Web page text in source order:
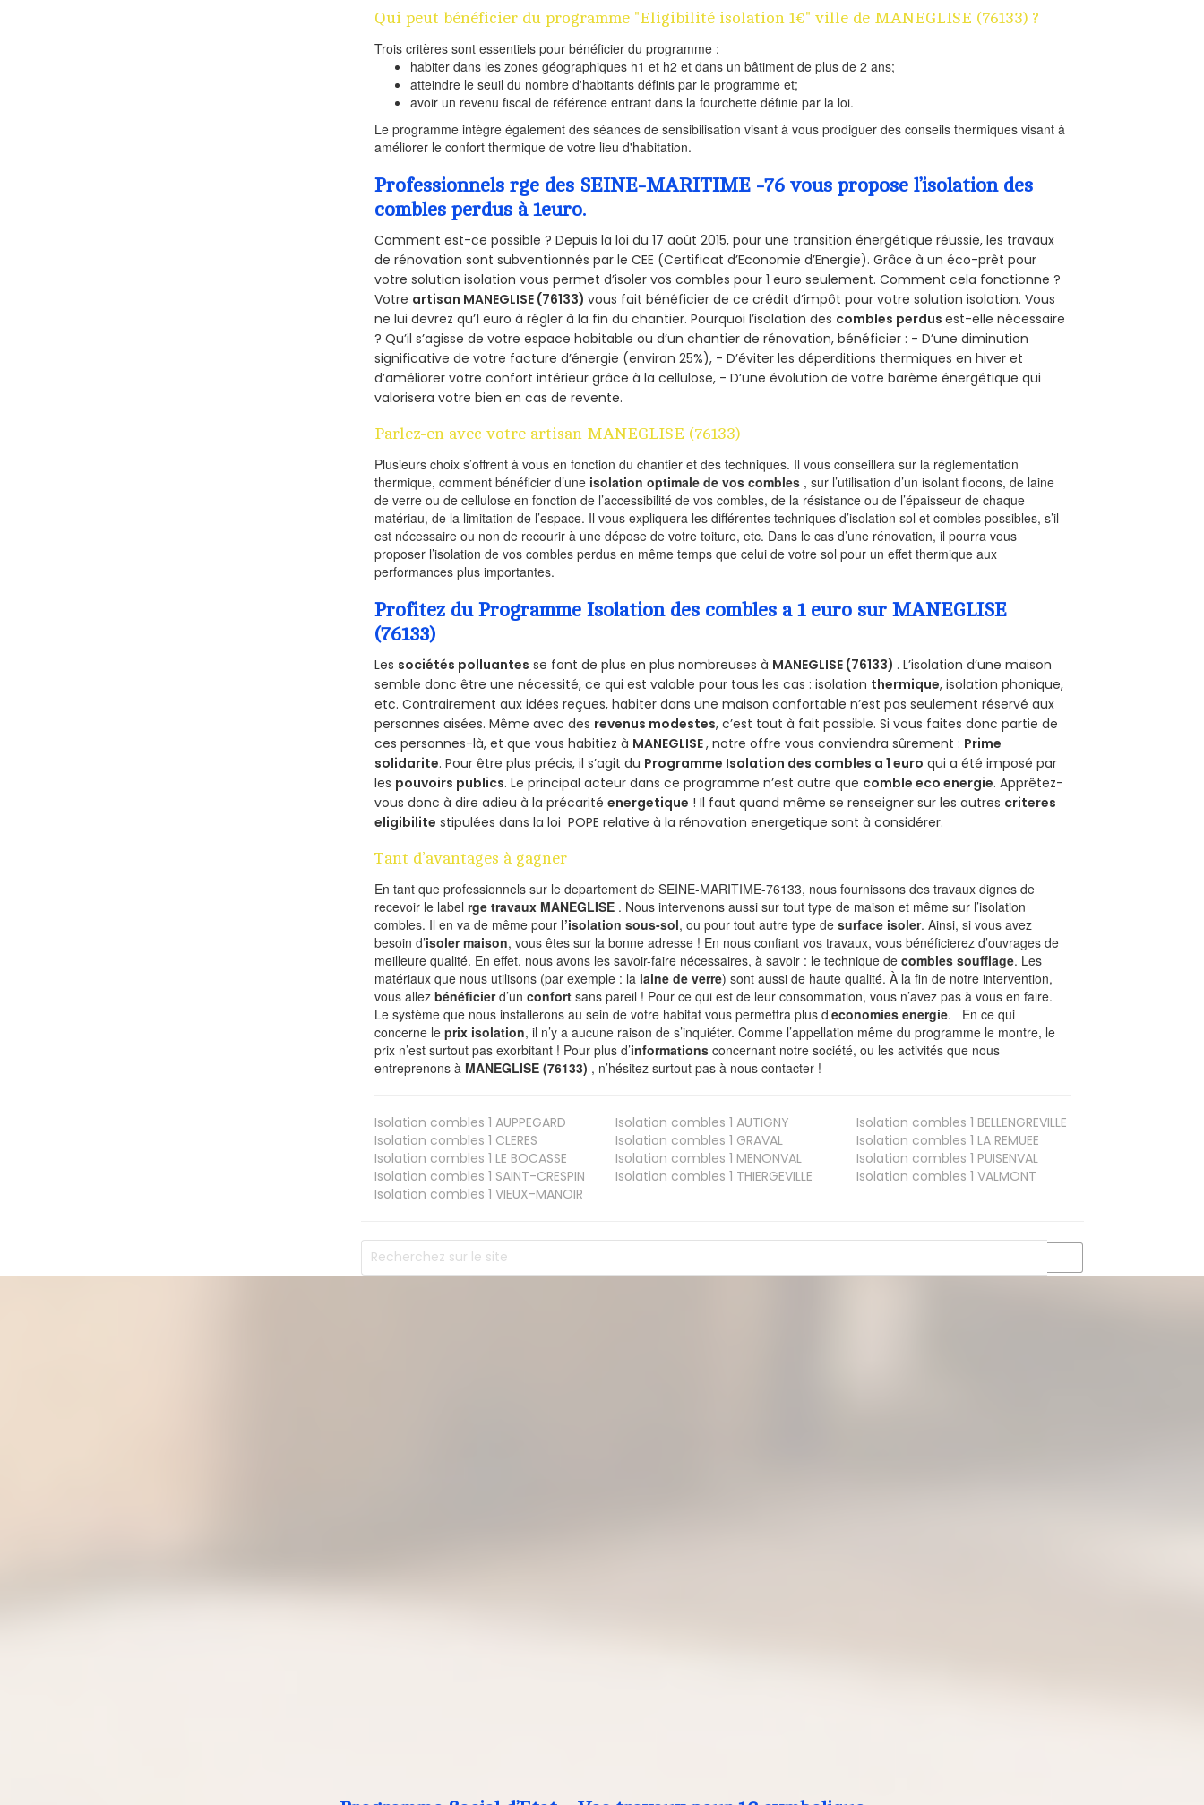
Qui peut bénéficier du programme "Eligibilité isolation 1€" ville de MANEGLISE (76133) ?
Trois critères sont essentiels pour bénéficier du programme :
habiter dans les zones géographiques h1 et h2 et dans un bâtiment de plus de 2 ans;
atteindre le seuil du nombre d'habitants définis par le programme et;
avoir un revenu fiscal de référence entrant dans la fourchette définie par la loi.
Le programme intègre également des séances de sensibilisation visant à vous prodiguer des conseils thermiques visant à
améliorer le confort thermique de votre lieu d'habitation.
Professionnels rge des SEINE-MARITIME -76 vous propose l’isolation des
combles perdus à 1euro.
Comment est-ce possible ? Depuis la loi du 17 août 2015, pour une transition énergétique réussie, les travaux
de rénovation sont subventionnés par le CEE (Certificat d’Economie d’Energie). Grâce à un éco-prêt pour
votre solution isolation vous permet d’isoler vos combles pour 1 euro seulement. Comment cela fonctionne ?
Votre artisan MANEGLISE (76133)vous fait bénéficier de ce crédit d’impôt pour votre solution isolation. Vous
ne lui devrez qu’1 euro à régler à la fin du chantier. Pourquoi l’isolation des combles perdusest-elle nécessaire
? Qu’il s’agisse de votre espace habitable ou d’un chantier de rénovation, bénéficier : - D’une diminution
significative de votre facture d’énergie (environ 25%), - D’éviter les déperditions thermiques en hiver et
d’améliorer votre confort intérieur grâce à la cellulose, - D’une évolution de votre barème énergétique qui
valorisera votre bien en cas de revente.
Parlez-en avec votre artisan MANEGLISE (76133)
Plusieurs choix s’offrent à vous en fonction du chantier et des techniques. Il vous conseillera sur la réglementation
thermique, comment bénéficier d’une isolation optimale de vos combles , sur l’utilisation d’un isolant flocons, de laine
de verre ou de cellulose en fonction de l’accessibilité de vos combles, de la résistance ou de l’épaisseur de chaque
matériau, de la limitation de l’espace. Il vous expliquera les différentes techniques d’isolation sol et combles possibles, s’il
est nécessaire ou non de recourir à une dépose de votre toiture, etc. Dans le cas d’une rénovation, il pourra vous
proposer l’isolation de vos combles perdus en même temps que celui de votre sol pour un effet thermique aux
performances plus importantes.
Profitez du Programme Isolation des combles a 1 euro sur MANEGLISE
(76133)
Les sociétés polluantes se font de plus en plus nombreuses à MANEGLISE (76133) . L’isolation d’une maison
semble donc être une nécessité, ce qui est valable pour tous les cas : isolation thermique, isolation phonique,
etc. Contrairement aux idées reçues, habiter dans une maison confortable n’est pas seulement réservé aux
personnes aisées. Même avec des revenus modestes, c’est tout à fait possible. Si vous faites donc partie de
ces personnes-là, et que vous habitiez à MANEGLISE, notre offre vous conviendra sûrement : Prime
solidarite. Pour être plus précis, il s’agit du Programme Isolation des combles a 1 euro qui a été imposé par
les pouvoirs publics. Le principal acteur dans ce programme n’est autre que comble eco energie. Apprêtez-
vous donc à dire adieu à la précaritéenergetique ! Il faut quand même se renseigner sur les autres criteres
eligibilite stipulées dans la loi POPE relative à la rénovation energetique sont à considérer.
Tant d’avantages à gagner
En tant que professionnels sur le departement de SEINE-MARITIME-76133, nous fournissons des travaux dignes de
recevoir le labelrge travaux MANEGLISE . Nous intervenons aussi sur tout type de maison et même sur l’isolation
combles. Il en va de même pour l’isolation sous-sol, ou pour tout autre type desurface isoler. Ainsi, si vous avez
besoin d’isoler maison, vous êtes sur la bonne adresse ! En nous confiant vos travaux, vous bénéficierez d’ouvrages de
meilleure qualité. En effet, nous avons les savoir-faire nécessaires, à savoir : le technique decombles soufflage. Les
matériaux que nous utilisons (par exemple : la laine de verre) sont aussi de haute qualité. À la fin de notre intervention,
vous allezbénéficierd’unconfort sans pareil ! Pour ce qui est de leur consommation, vous n’avez pas à vous en faire.
Le système que nous installerons au sein de votre habitat vous permettra plus d’economies energie. En ce qui
concerne leprix isolation, il n’y a aucune raison de s’inquiéter. Comme l’appellation même du programme le montre, le
prix n’est surtout pas exorbitant ! Pour plus d’informations concernant notre société, ou les activités que nous
entreprenons à MANEGLISE (76133) , n’hésitez surtout pas à nous contacter !
Isolation combles 1 AUPPEGARD Isolation combles 1 AUTIGNY Isolation combles 1 BELLENGREVILLE
Isolation combles 1 CLERES Isolation combles 1 GRAVAL Isolation combles 1 LA REMUEE
Isolation combles 1 LE BOCASSE Isolation combles 1 MENONVAL Isolation combles 1 PUISENVAL
Isolation combles 1 SAINT-CRESPIN Isolation combles 1 THIERGEVILLE Isolation combles 1 VALMONT
Isolation combles 1 VIEUX-MANOIR